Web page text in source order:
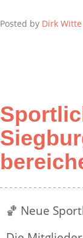
Posted by Dirk Witte
🏀 Neue